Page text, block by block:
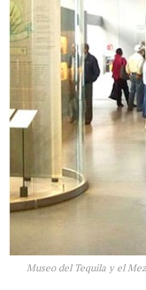
Museo del Tequila y el